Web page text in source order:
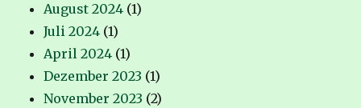
August 2024 (1)
Juli 2024 (1)
April 2024 (1)
Dezember 2023 (1)
November 2023 (2)